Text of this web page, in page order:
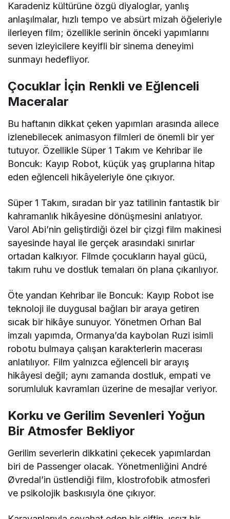
Karadeniz kültürüne özgü diyaloglar, yanlış
anlaşılmalar, hızlı tempo ve absürt mizah öğeleriyle
ilerleyen film; özellikle serinin önceki yapımlarını
seven izleyicilere keyifli bir sinema deneyimi
sunmayı hedefliyor.
Çocuklar İçin Renkli ve Eğlenceli
Maceralar
Bu haftanın dikkat çeken yapımları arasında ailece
izlenebilecek animasyon filmleri de önemli bir yer
tutuyor. ÖzellikleSüper 1 Takım ve Kehribar ile
Boncuk: Kayıp Robot, küçük yaş gruplarına hitap
eden eğlenceli hikâyeleriyle öne çıkıyor.
Süper 1 Takım, sıradan bir yaz tatilinin fantastik bir
kahramanlık hikâyesine dönüşmesini anlatıyor.
Varol Abi’nin geliştirdiği özel bir çizgi film makinesi
sayesinde hayal ile gerçek arasındaki sınırlar
ortadan kalkıyor. Filmde çocukların hayal gücü,
takım ruhu ve dostluk temaları ön plana çıkarılıyor.
Öte yandan Kehribar ile Boncuk: Kayıp Robot ise
teknoloji ile duygusal bağları bir araya getiren
sıcak bir hikâye sunuyor. Yönetmen Orhan Bal
imzalı yapımda, Ormanya’da kaybolan Ruzi isimli
robotu bulmaya çalışan karakterlerin macerası
anlatılıyor. Film yalnızca eğlenceli bir arayış
hikâyesi değil; aynı zamanda dostluk, empati ve
sorumluluk kavramları üzerine de mesajlar veriyor.
Korku ve Gerilim Sevenleri Yoğun
Bir Atmosfer Bekliyor
Gerilim severlerin dikkatini çekecek yapımlardan
biri de Passenger olacak. Yönetmenliğini André
Øvredal’in üstlendiği film, klostrofobik atmosferi
ve psikolojik baskısıyla öne çıkıyor.